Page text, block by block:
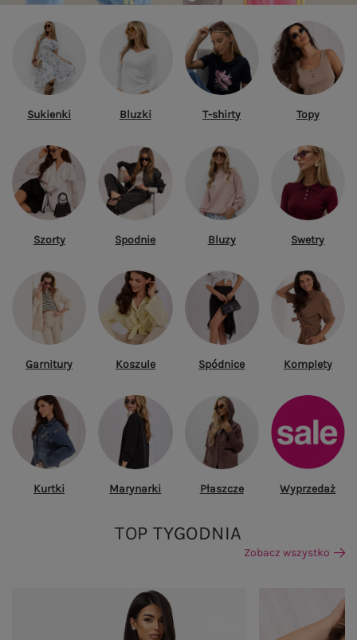
Sukienki Bluzki T-shirty Topy
Szorty Spodnie Bluzy Swetry
Garnitury Koszule Spódnice Komplety
Kurtki Marynarki Płaszcze Wyprzedaż
TOP TYGODNIA
Zobacz wszystko